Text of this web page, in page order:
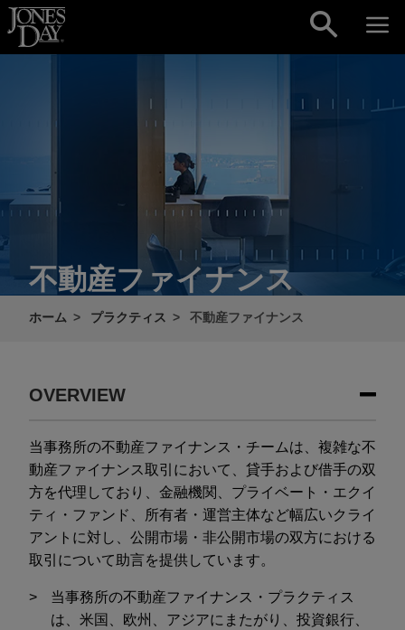
Skip to content
不動産ファイナンス
ホーム プラクティス 不動産ファイナンス
OVERVIEW
当事務所の不動産ファイナンス・チームは、複雑な不
動産ファイナンス取引において、貸手および借手の双
方を代理しており、金融機関、プライベート・エクイ
ティ・ファンド、所有者・運営主体など幅広いクライ
アントに対し、公開市場・非公開市場の双方における
取引について助言を提供しています。
当事務所の不動産ファイナンス・プラクティス
は、米国、欧州、アジアにまたがり、投資銀行、